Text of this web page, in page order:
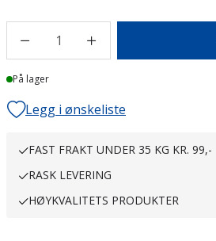
1
På lager
Legg i ønskeliste
FAST FRAKT UNDER 35 KG KR. 99,-
RASK LEVERING
HØYKVALITETS PRODUKTER